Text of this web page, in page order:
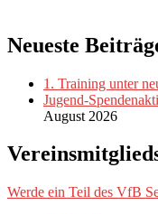
Neueste
1. Training unter
Jugend-
August 2026
Werde ein Teil des VfB